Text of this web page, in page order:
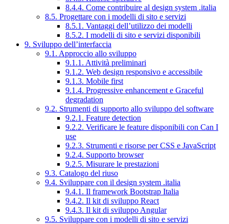
8.4.4. Come contribuire al design system .italia
8.5. Progettare con i modelli di sito e servizi
8.5.1. Vantaggi dell’utilizzo dei modelli
8.5.2. I modelli di sito e servizi disponibili
9. Sviluppo dell’interfaccia
9.1. Approccio allo sviluppo
9.1.1. Attività preliminari
9.1.2. Web design responsivo e accessibile
9.1.3. Mobile first
9.1.4. Progressive enhancement e Graceful
degradation
9.2. Strumenti di supporto allo sviluppo del software
9.2.1. Feature detection
9.2.2. Verificare le feature disponibili con Can I
use
9.2.3. Strumenti e risorse per CSS e JavaScript
9.2.4. Supporto browser
9.2.5. Misurare le prestazioni
9.3. Catalogo del riuso
9.4. Sviluppare con il design system .italia
9.4.1. Il framework Bootstrap Italia
9.4.2. Il kit di sviluppo React
9.4.3. Il kit di sviluppo Angular
9.5. Sviluppare con i modelli di sito e servizi